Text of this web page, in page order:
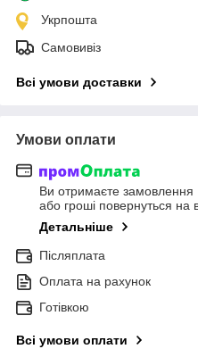
Укрпошта
Самовивіз
Всі умови доставки
Умови оплати
Ви отримаєте замовлення
або гроші повернуться на
Детальніше
Післяплата
Оплата на рахунок
Готівкою
Всі умови оплати